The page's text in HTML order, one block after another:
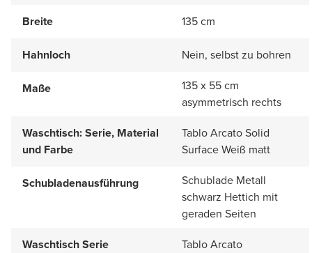
Breite 135 cm
Hahnloch Nein, selbst zu bohren
Maße
135 x 55 cm
asymmetrisch rechts
Waschtisch: Serie, Material
und Farbe
Tablo Arcato Solid
Surface Weiß matt
Schubladenausführung
Schublade Metall
schwarz Hettich mit
geraden Seiten
Waschtisch Serie
Tablo Arcato